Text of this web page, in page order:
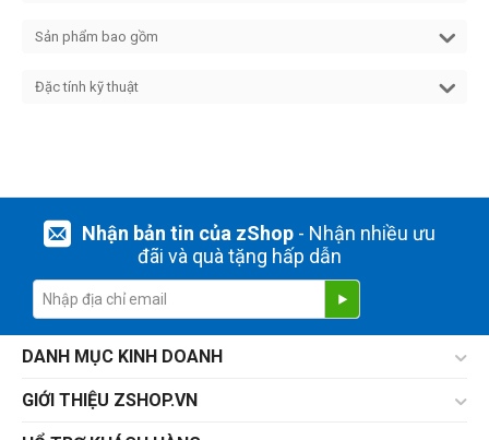
Sản phẩm bao gồm
Đặc tính kỹ thuật
Nhận bản tin của zShop- Nhận nhiều ưu
đãi và quà tặng hấp dẫn
DANH MỤC KINH DOANH
GIỚI THIỆU ZSHOP.VN